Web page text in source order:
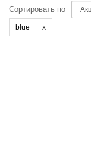
Сортировать по
blue